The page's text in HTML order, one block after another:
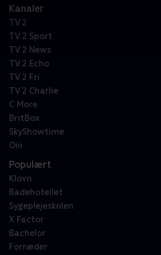
Kanaler
TV 2
TV 2 Sport
TV 2 News
TV 2 Echo
TV 2 Fri
TV 2 Charlie
C More
BritBox
SkyShowtime
Oiii
Populært
Klovn
Badehotellet
Sygeplejeskolen
X Factor
Bachelor
Forræder